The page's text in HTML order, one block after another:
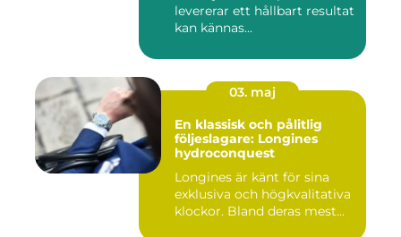
levererar ett hållbart resultat
kan kännas...
03. maj
En klassisk och pålitlig
följeslagare: Longines
hydroconquest
Longines är känt för sina
exklusiva och högkvalitativa
klockor. Bland deras mest...